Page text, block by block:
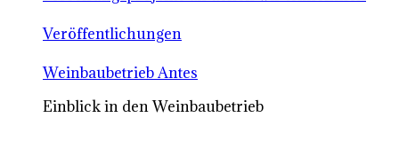
Veröffentlichungen
Weinbaubetrieb Antes
Einblick in den Weinbaubetrieb